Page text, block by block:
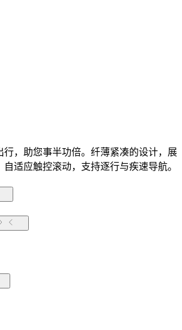
行，助您事半功倍。纤薄紧凑的设计，展
适应触控滚动，支持逐行与疾速导航。